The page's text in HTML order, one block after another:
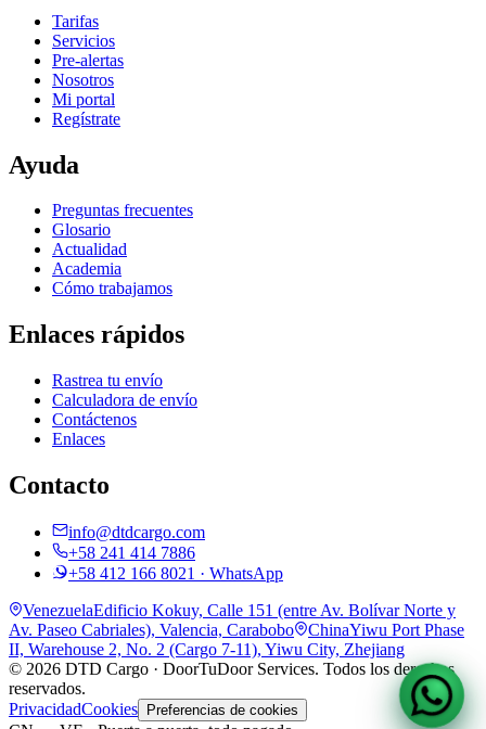
Tarifas
Servicios
Pre-alertas
Nosotros
Mi portal
Regístrate
Ayuda
Preguntas frecuentes
Glosario
Actualidad
Academia
Cómo trabajamos
Enlaces rápidos
Rastrea tu envío
Calculadora de envío
Contáctenos
Enlaces
Contacto
info@dtdcargo.com
+58 241 414 7886
+58 412 166 8021 · WhatsApp
VenezuelaEdificio Kokuy, Calle 151 (entre Av. Bolívar Norte y
Av. Paseo Cabriales), Valencia, Carabobo ChinaYiwu Port Phase
II, Warehouse 2, No. 2 (Cargo 7-11), Yiwu City, Zhejiang
© 2026 DTD Cargo · DoorTuDoor Services. Todos los derechos
reservados.
PrivacidadCookies Preferencias de cookies